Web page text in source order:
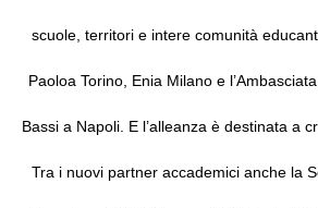
scuole, territori e intere comunità
Paoloa Torino, Enia Milano e l’
Bassi a Napoli. E l’alleanza è destinata a
Tra i nuovi partner accademici anche la